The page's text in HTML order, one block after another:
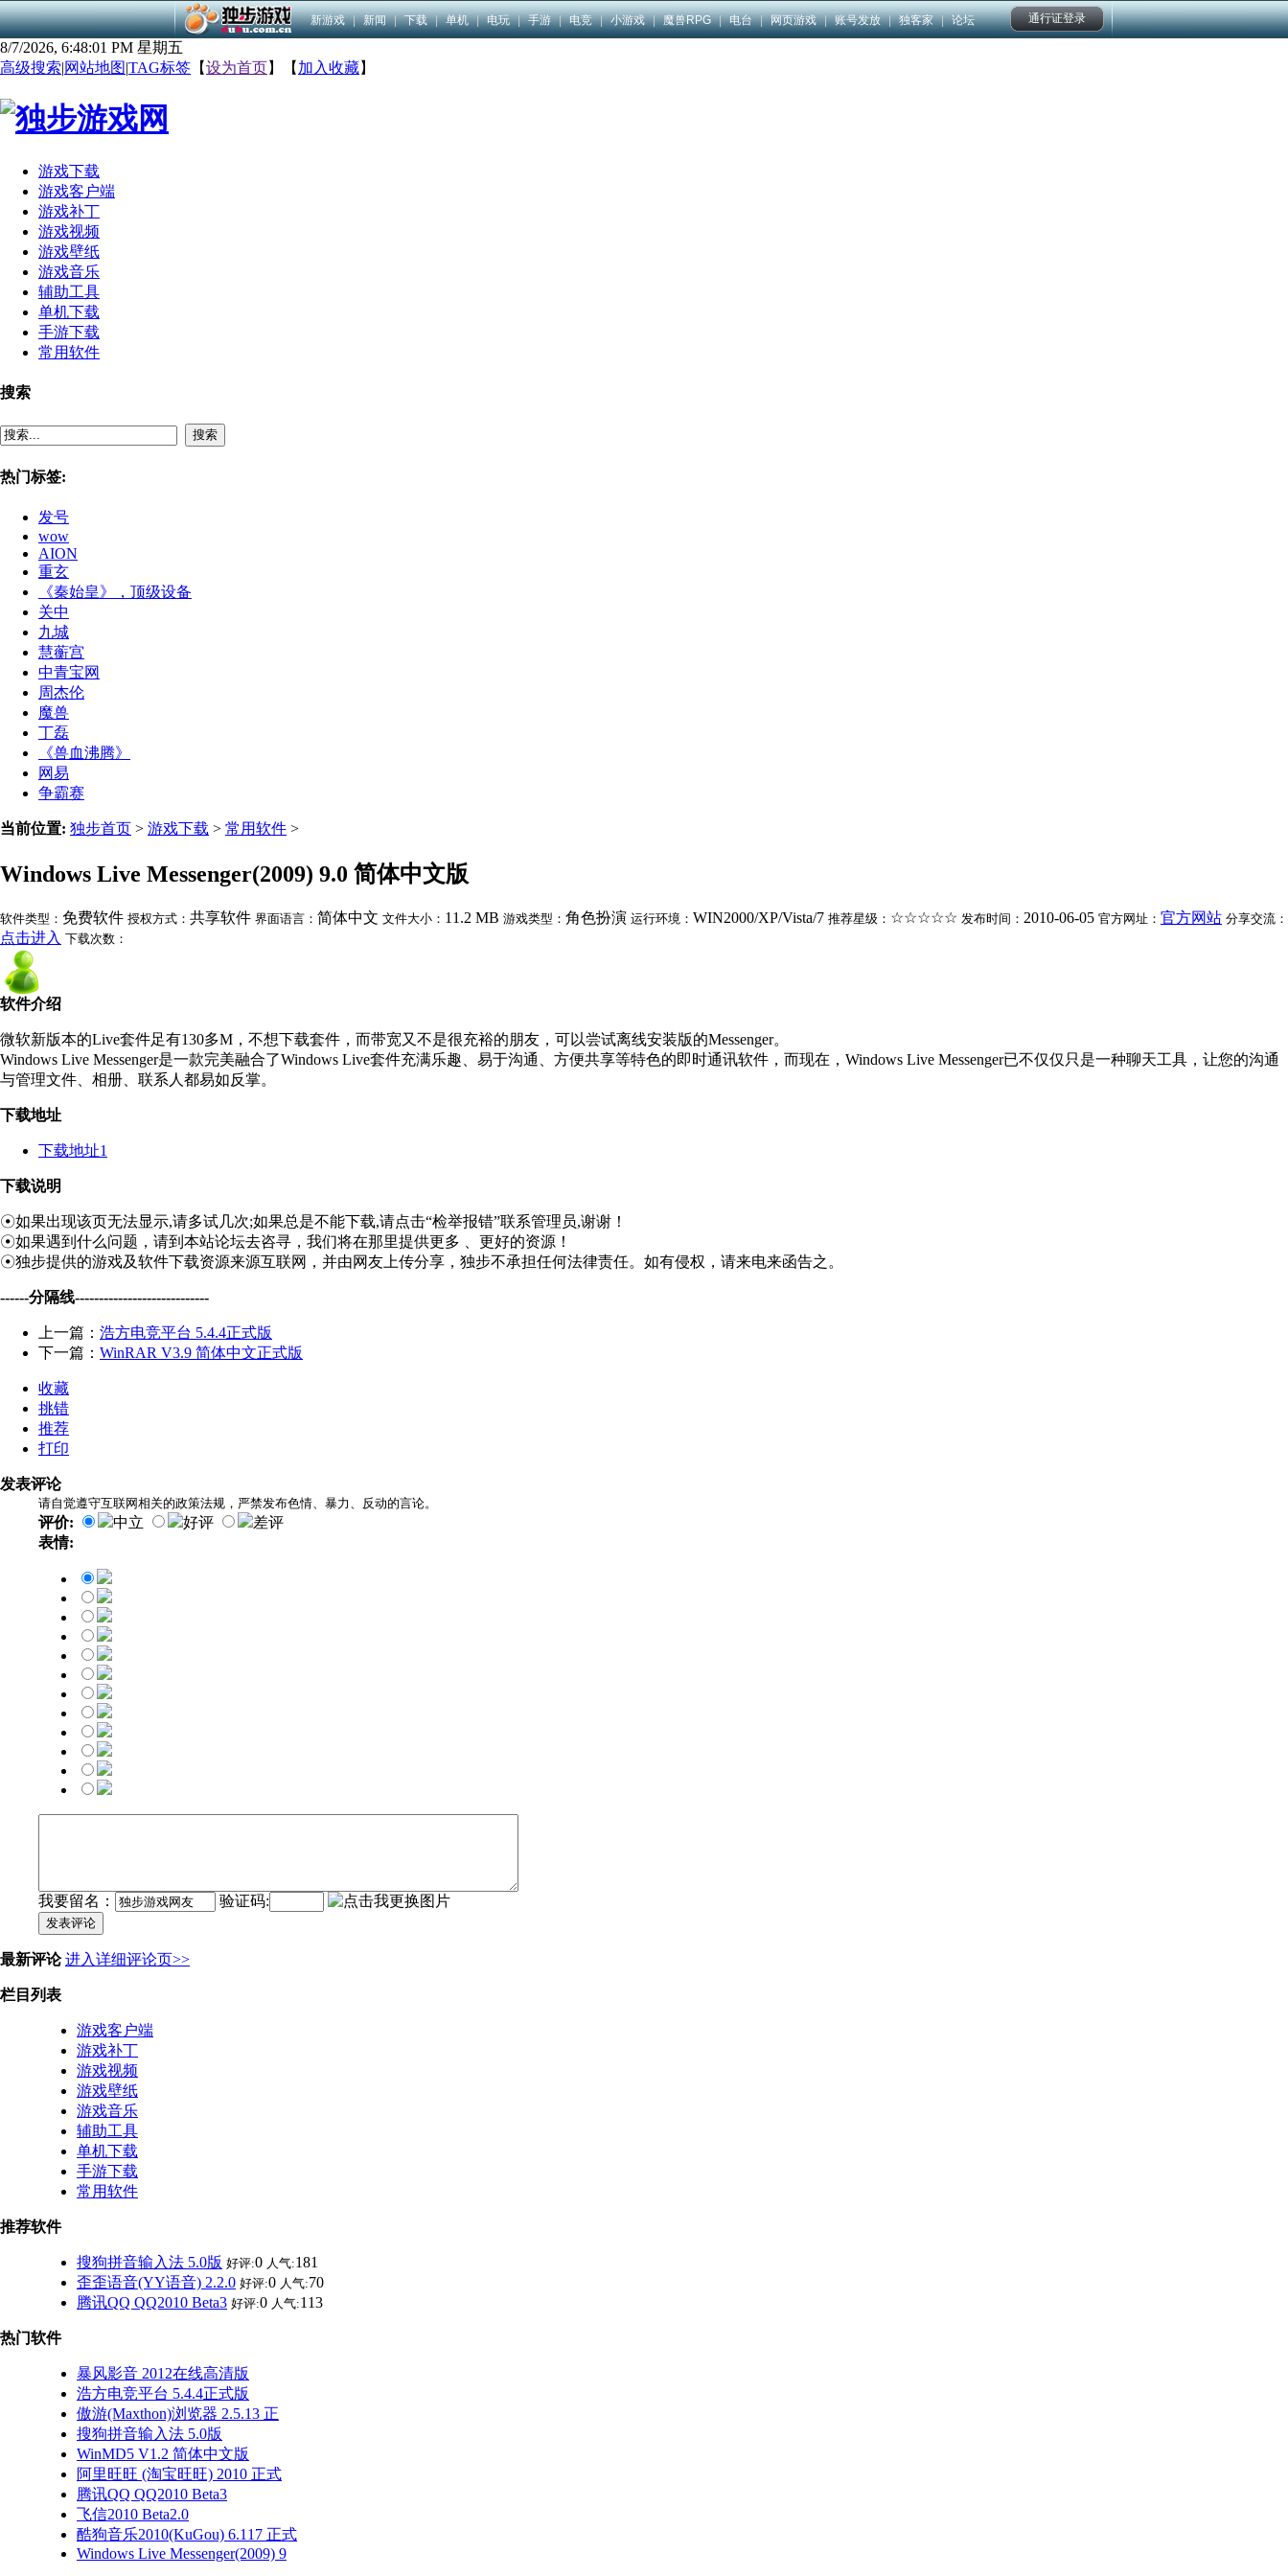
新游戏 | 新闻 | 下载 | 单机 | 电玩 | 手游 | 电竞 | 小游戏 | 魔兽RPG | 电台 | 网页游戏 | 账号发放 | 独客家 | 论坛 通行证登录
8/7/2026, 6:48:01 PM 星期五
高级搜索|网站地图|TAG标签 【设为首页】【 加入收藏】
游戏下载
游戏客户端
游戏补丁
游戏视频
游戏壁纸
游戏音乐
辅助工具
单机下载
手游下载
常用软件
搜索
搜索
热门标签:
发号
wow
AION
重玄
《秦始皇》，顶级设备
关中
九城
慧蘅宫
中青宝网
周杰伦
魔兽
丁磊
《兽血沸腾》
网易
争霸赛
当前位置: 独步首页 > 游戏下载 > 常用软件 >
Windows Live Messenger(2009) 9.0 简体中文版
软件类型： 免费软件 授权方式： 共享软件 界面语言： 简体中文 文件大小： 11.2 MB 游戏类型： 角色扮演 运行环境： WIN2000/XP/Vista/7 推荐星级： ☆☆☆☆☆ 发布时间： 2010-06-05 官方网址： 官方网站 分享交流：
点击进入 下载次数：
软件介绍
微软新版本的Live套件足有130多M，不想下载套件，而带宽又不是很充裕的朋友，可以尝试离线安装版的Messenger。
Windows Live Messenger是一款完美融合了Windows Live套件充满乐趣、易于沟通、方便共享等特色的即时通讯软件，而现在，Windows Live Messenger已不仅仅只是一种聊天工具，让您的沟通
与管理文件、相册、联系人都易如反掌。
下载地址
下载地址1
下载说明
☉如果出现该页无法显示,请多试几次;如果总是不能下载,请点击“检举报错”联系管理员,谢谢！
☉如果遇到什么问题，请到本站论坛去咨寻，我们将在那里提供更多 、更好的资源！
☉独步提供的游戏及软件下载资源来源互联网，并由网友上传分享，独步不承担任何法律责任。如有侵权，请来电来函告之。
------分隔线----------------------------
上一篇： 浩方电竞平台 5.4.4正式版
下一篇： WinRAR V3.9 简体中文正式版
收藏
挑错
推荐
打印
发表评论
请自觉遵守互联网相关的政策法规，严禁发布色情、暴力、反动的言论。
评价: 中立 好评
差评
表情:
我要留名： 验证码:
发表评论
最新评论 进入详细评论页>>
栏目列表
游戏客户端
游戏补丁
游戏视频
游戏壁纸
游戏音乐
辅助工具
单机下载
手游下载
常用软件
推荐软件
搜狗拼音输入法 5.0版 好评:0 人气:181
歪歪语音(YY语音) 2.2.0 好评:0 人气:70
腾讯QQ QQ2010 Beta3 好评:0 人气:113
热门软件
暴风影音 2012在线高清版
浩方电竞平台 5.4.4正式版
傲游(Maxthon)浏览器 2.5.13 正
搜狗拼音输入法 5.0版
WinMD5 V1.2 简体中文版
阿里旺旺 (淘宝旺旺) 2010 正式
腾讯QQ QQ2010 Beta3
飞信2010 Beta2.0
酷狗音乐2010(KuGou) 6.117 正式
Windows Live Messenger(2009) 9